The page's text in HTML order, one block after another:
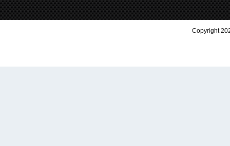
Copyright